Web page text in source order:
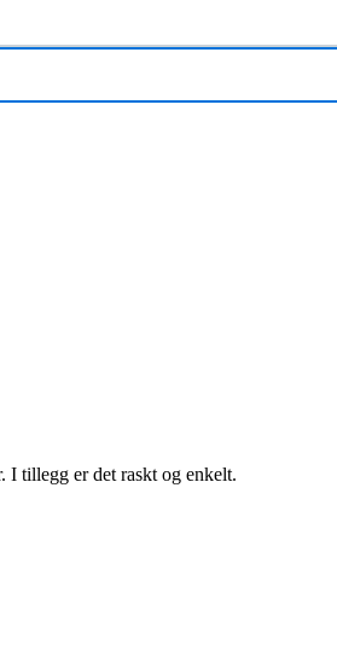
I tillegg er det raskt og enkelt.